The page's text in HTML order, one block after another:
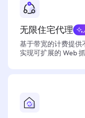
无限住宅代理
基于带宽的计费提供
实现可扩展的 Web 抓